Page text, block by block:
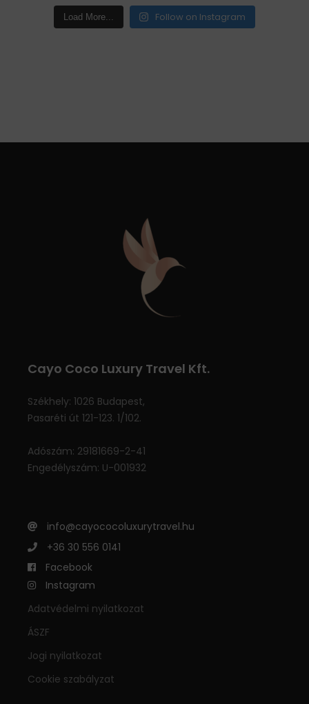
Load More... Follow on Instagram
Cayo Coco Luxury Travel Kft.
Székhely: 1026 Budapest,
Pasaréti út 121-123. 1/102.
Adószám: 29181669-2-41
Engedélyszám: U-001932
info@cayococoluxurytravel.hu
+36 30 556 0141
Facebook
Instagram
Adatvédelmi nyilatkozat
ÁSZF
Jogi nyilatkozat
Cookie szabályzat